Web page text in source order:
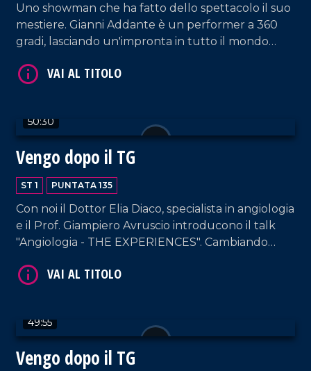
Uno showman che ha fatto dello spettacolo il suo
mestiere. Gianni Addante è un performer a 360
gradi, lasciando un'impronta in tutto il mondo
racconta il suo mestiere anche attraverso il libro
50:30
Vengo dopo il TG
ST 1 PUNTATA 135
Con noi il Dottor Elia Diaco, specialista in angiologia
e il Prof. Giampiero Avruscio introducono il talk
"Angiologia - THE EXPERIENCES". Cambiando
Carlo, Patron del celebre Cantagiro.
49:55
Vengo dopo il TG